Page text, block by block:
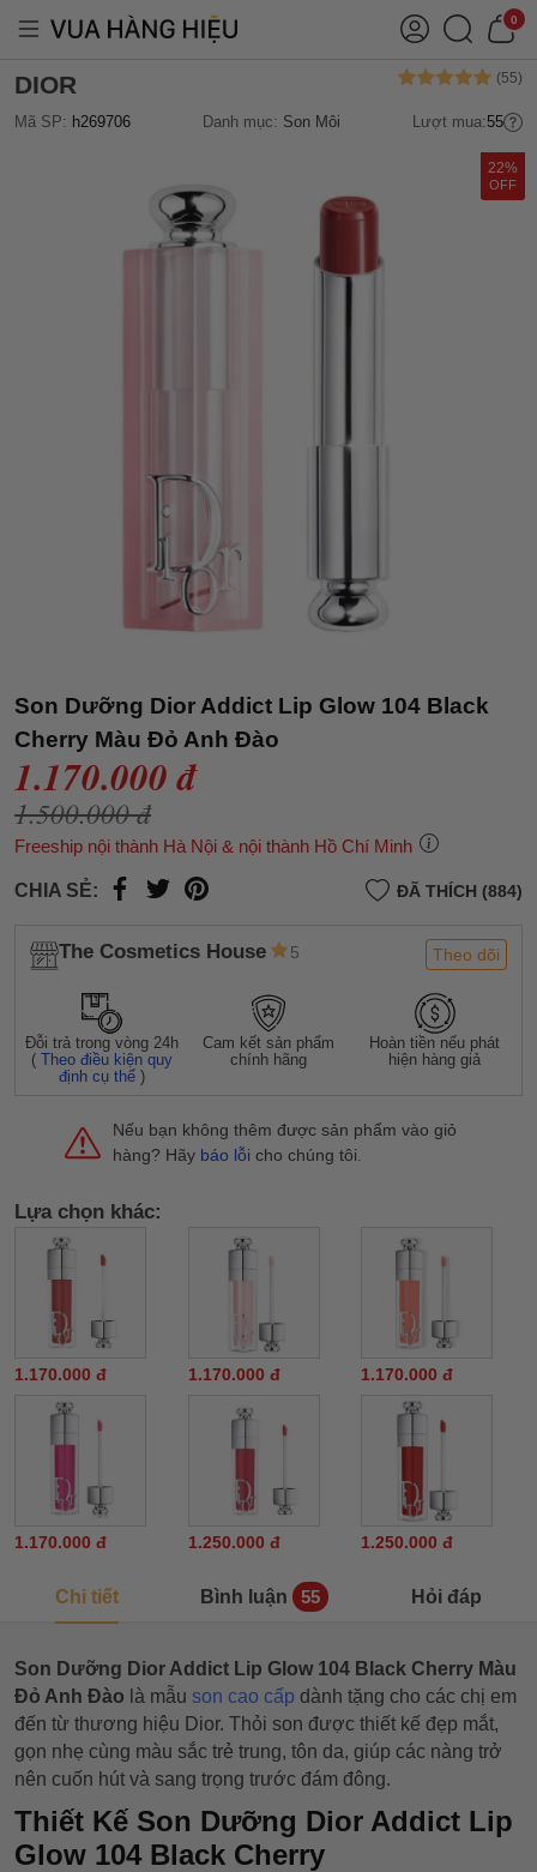
0
DIOR
Mã SP: h269706 Danh mục: Son Môi Lượt mua:55
22%
OFF
Son Dưỡng Dior Addict Lip Glow 104 Black
Cherry Màu Đỏ Anh Đào
1.170.000 đ
1.500.000 đ
Freeship nội thành Hà Nội & nội thành Hồ Chí Minh
CHIA SẺ: ĐÃ THÍCH (884)
The Cosmetics House 5 Theo dõi
Đỗi trả trong vòng 24h
(Theo điều kiện quy
định cụ thể )
Cam kết sản phẩm
chính hãng
Hoàn tiền nếu phát
hiện hàng giả
Nếu bạn không thêm được sản phẩm vào giỏ
hàng? Hãy báo lỗi cho chúng tôi.
Lựa chọn khác:
1.170.000 đ 1.170.000 đ 1.170.000 đ
1.170.000 đ 1.250.000 đ 1.250.000 đ
Chi tiết Bình luận 55 Hỏi đáp
Son Dưỡng Dior Addict Lip Glow 104 Black Cherry Màu
Đỏ Anh Đào là mẫu son cao cấp dành tặng cho các chị em
đến từ thương hiệu Dior. Thỏi son được thiết kế đẹp mắt,
gọn nhẹ cùng màu sắc trẻ trung, tôn da, giúp các nàng trở
nên cuốn hút và sang trọng trước đám đông.
Thiết Kế Son Dưỡng Dior Addict Lip
Glow 104 Black Cherry